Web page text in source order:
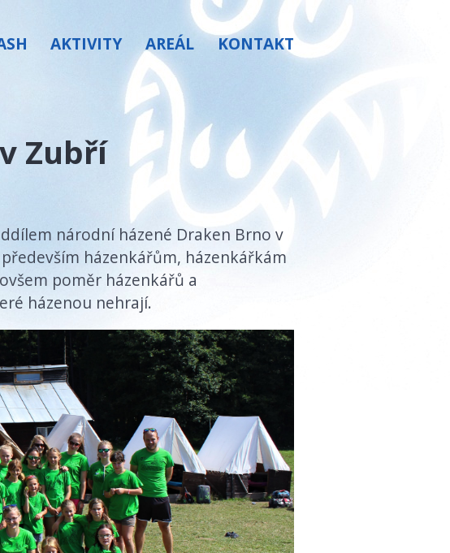
AKTIVITY AREÁL KONTAKT
Zubří
národní házené Draken Brno v
házenkářům, házenkářkám
poměr házenkářů a
házenou nehrají.